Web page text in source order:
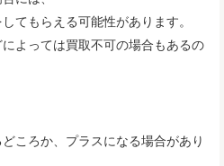
てもらえる可能性があります。
よっては買取不可の場合もあるの
ころか、プラスになる場合があり